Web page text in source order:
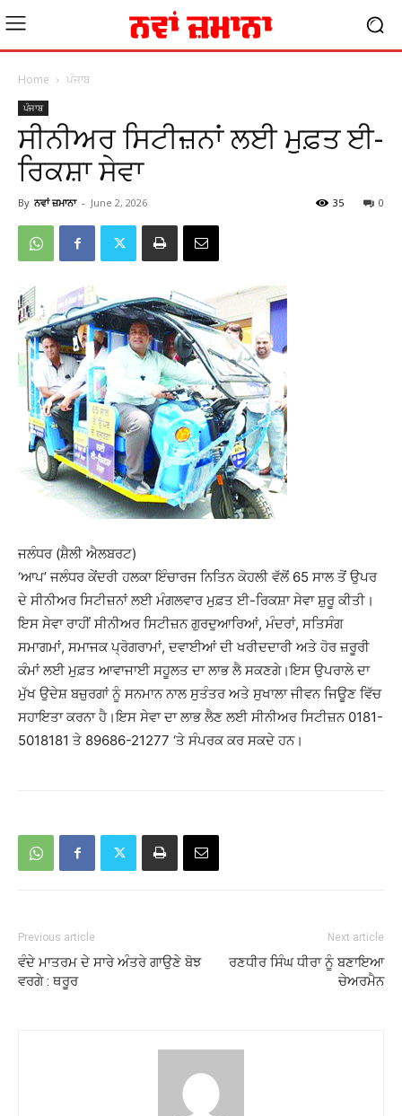
Home ਪੰਜਾਬ
ਪੰਜਾਬ
ਸੀਨੀਅਰ ਸਿਟੀਜ਼ਨਾਂ ਲਈ ਮੁਫ਼ਤ ਈ-
ਰਿਕਸ਼ਾ ਸੇਵਾ
By ਨਵਾਂ ਜ਼ਮਾਨਾ - June 2, 2026 0
35
ਜਲੰਧਰ (ਸ਼ੈਲੀ ਐਲਬਰਟ)
‘ਆਪ’ ਜਲੰਧਰ ਕੇਂਦਰੀ ਹਲਕਾ ਇੰਚਾਰਜ ਨਿਤਿਨ ਕੋਹਲੀ ਵੱਲੋਂ 65 ਸਾਲ ਤੋਂ ਉਪਰ
ਦੇ ਸੀਨੀਅਰ ਸਿਟੀਜ਼ਨਾਂ ਲਈ ਮੰਗਲਵਾਰ ਮੁਫ਼ਤ ਈ-ਰਿਕਸ਼ਾ ਸੇਵਾ ਸ਼ੁਰੂ ਕੀਤੀ।
ਇਸ ਸੇਵਾ ਰਾਹੀਂ ਸੀਨੀਅਰ ਸਿਟੀਜ਼ਨ ਗੁਰਦੁਆਰਿਆਂ, ਮੰਦਰਾਂ, ਸਤਿਸੰਗ
ਸਮਾਗਮਾਂ, ਸਮਾਜਕ ਪ੍ਰੋਗਰਾਮਾਂ, ਦਵਾਈਆਂ ਦੀ ਖਰੀਦਦਾਰੀ ਅਤੇ ਹੋਰ ਜ਼ਰੂਰੀ
ਕੰਮਾਂ ਲਈ ਮੁਫ਼ਤ ਆਵਾਜਾਈ ਸਹੂਲਤ ਦਾ ਲਾਭ ਲੈ ਸਕਣਗੇ।ਇਸ ਉਪਰਾਲੇ ਦਾ
ਮੁੱਖ ਉਦੇਸ਼ ਬਜ਼ੁਰਗਾਂ ਨੂੰ ਸਨਮਾਨ ਨਾਲ ਸੁਤੰਤਰ ਅਤੇ ਸੁਖਾਲਾ ਜੀਵਨ ਜਿਊਣ ਵਿੱਚ
ਸਹਾਇਤਾ ਕਰਨਾ ਹੈ।ਇਸ ਸੇਵਾ ਦਾ ਲਾਭ ਲੈਣ ਲਈ ਸੀਨੀਅਰ ਸਿਟੀਜ਼ਨ 0181-
5018181 ਤੇ 89686-21277 ‘ਤੇ ਸੰਪਰਕ ਕਰ ਸਕਦੇ ਹਨ।
Previous article
ਵੰਦੇ ਮਾਤਰਮ ਦੇ ਸਾਰੇ ਅੰਤਰੇ ਗਾਉਣੇ ਬੋਝ
ਵਰਗੇ : ਥਰੂਰ
Next article
ਰਣਧੀਰ ਸਿੰਘ ਧੀਰਾ ਨੂੰ ਬਣਾਇਆ
ਚੇਅਰਮੈਨ